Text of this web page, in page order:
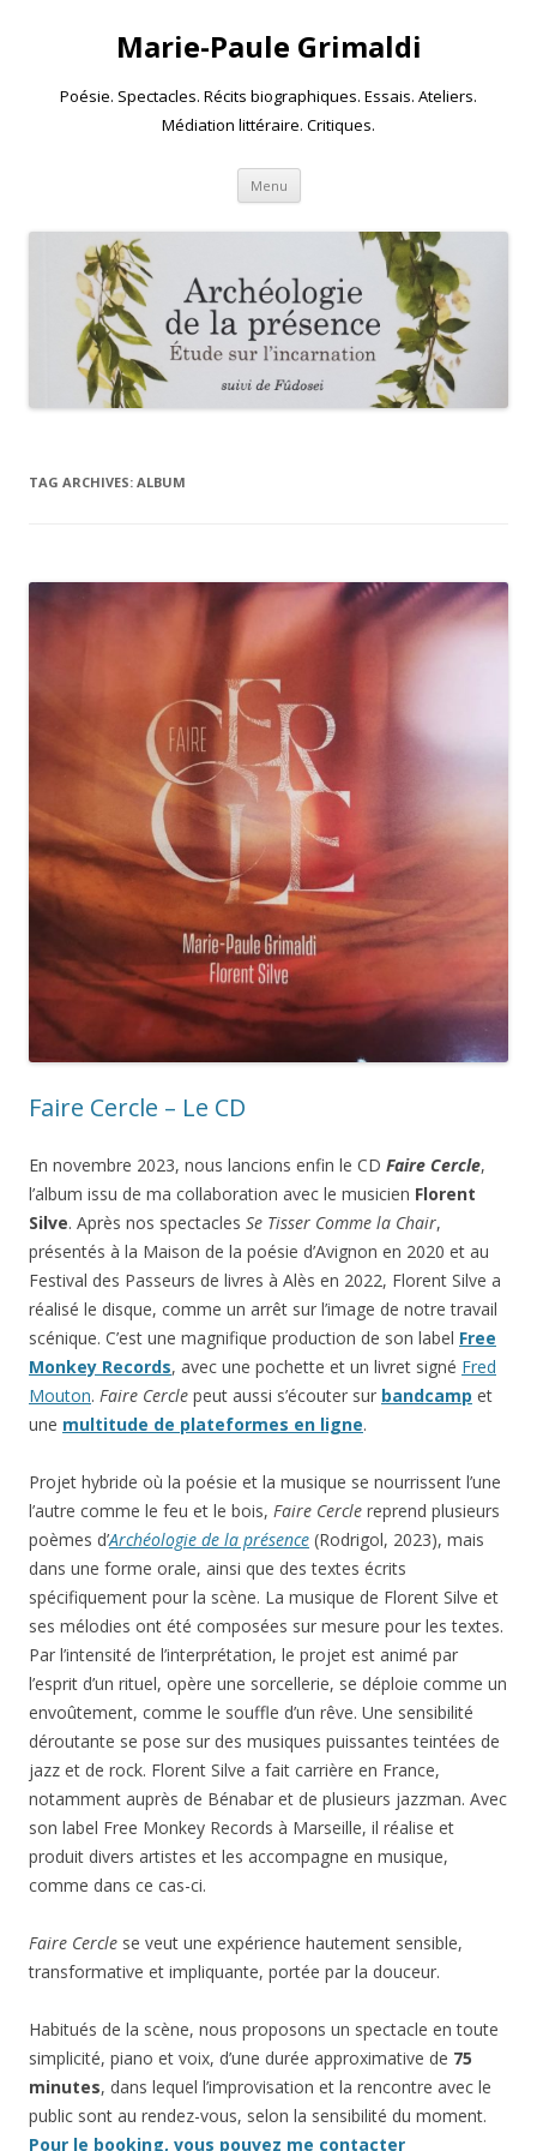
Marie-Paule Grimaldi
Poésie. Spectacles. Récits biographiques. Essais. Ateliers.
Médiation littéraire. Critiques.
Menu Skip to content
TAG ARCHIVES: ALBUM
Faire Cercle – Le CD
En novembre 2023, nous lancions enfin le CD Faire Cercle,
l’album issu de ma collaboration avec le musicien Florent
Silve. Après nos spectacles Se Tisser Comme la Chair,
présentés à la Maison de la poésie d’Avignon en 2020 et au
Festival des Passeurs de livres à Alès en 2022, Florent Silve a
réalisé le disque, comme un arrêt sur l’image de notre travail
scénique. C’est une magnifique production de son label Free
Monkey Records, avec une pochette et un livret signé Fred
Mouton. Faire Cercle peut aussi s’écouter sur bandcamp et
une multitude de plateformes en ligne.
Projet hybride où la poésie et la musique se nourrissent l’une
l’autre comme le feu et le bois, Faire Cercle reprend plusieurs
poèmes d’Archéologie de la présence (Rodrigol, 2023), mais
dans une forme orale, ainsi que des textes écrits
spécifiquement pour la scène. La musique de Florent Silve et
ses mélodies ont été composées sur mesure pour les textes.
Par l’intensité de l’interprétation, le projet est animé par
l’esprit d’un rituel, opère une sorcellerie, se déploie comme un
envoûtement, comme le souffle d’un rêve. Une sensibilité
déroutante se pose sur des musiques puissantes teintées de
jazz et de rock. Florent Silve a fait carrière en France,
notamment auprès de Bénabar et de plusieurs jazzman. Avec
son label Free Monkey Records à Marseille, il réalise et
produit divers artistes et les accompagne en musique,
comme dans ce cas-ci.
Faire Cercle se veut une expérience hautement sensible,
transformative et impliquante, portée par la douceur.
Habitués de la scène, nous proposons un spectacle en toute
simplicité, piano et voix, d’une durée approximative de 75
minutes, dans lequel l’improvisation et la rencontre avec le
public sont au rendez-vous, selon la sensibilité du moment.
Pour le booking, vous pouvez me contacter